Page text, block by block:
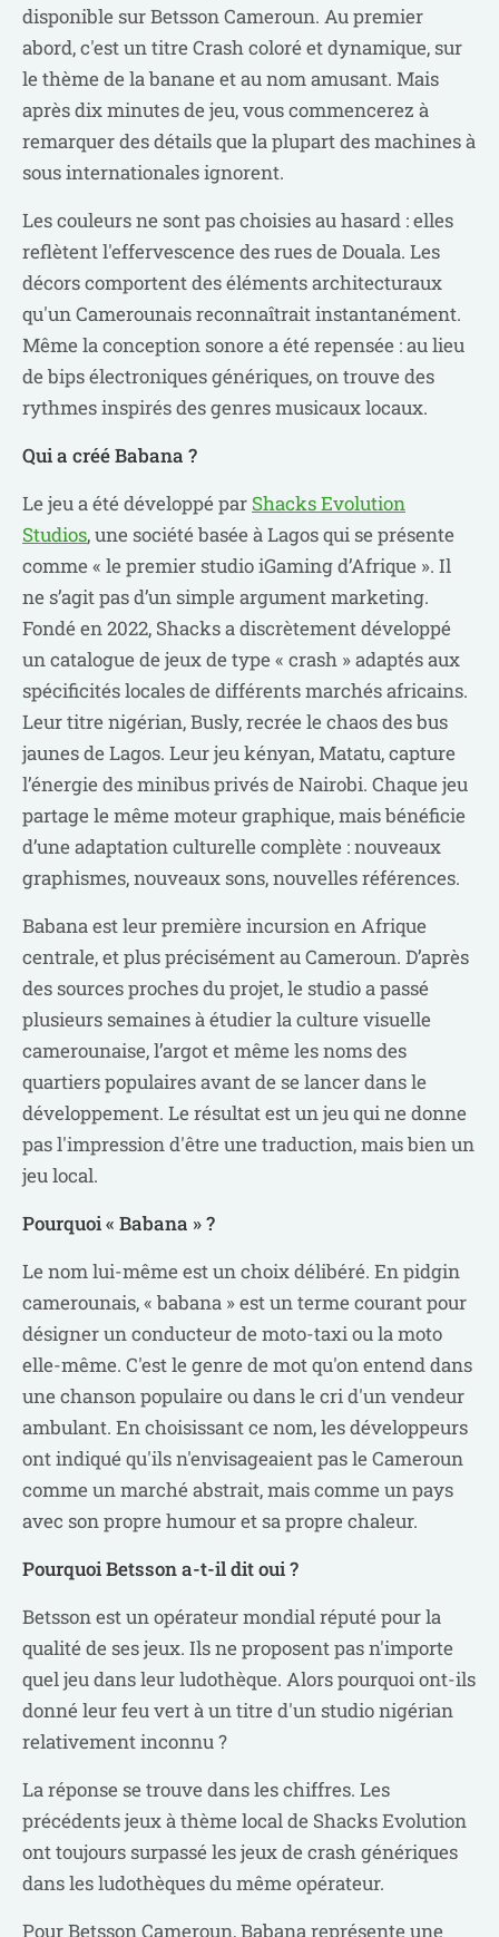
disponible sur Betsson Cameroun. Au premier
abord, c'est un titre Crash coloré et dynamique, sur
le thème de la banane et au nom amusant. Mais
après dix minutes de jeu, vous commencerez à
remarquer des détails que la plupart des machines à
sous internationales ignorent.
Les couleurs ne sont pas choisies au hasard : elles
reflètent l'effervescence des rues de Douala. Les
décors comportent des éléments architecturaux
qu'un Camerounais reconnaîtrait instantanément.
Même la conception sonore a été repensée : au lieu
de bips électroniques génériques, on trouve des
rythmes inspirés des genres musicaux locaux.
Qui a créé Babana ?
Le jeu a été développé par Shacks Evolution
Studios, une société basée à Lagos qui se présente
comme « le premier studio iGaming d’Afrique ». Il
ne s’agit pas d’un simple argument marketing.
Fondé en 2022, Shacks a discrètement développé
un catalogue de jeux de type « crash » adaptés aux
spécificités locales de différents marchés africains.
Leur titre nigérian, Busly, recrée le chaos des bus
jaunes de Lagos. Leur jeu kényan, Matatu, capture
l’énergie des minibus privés de Nairobi. Chaque jeu
partage le même moteur graphique, mais bénéficie
d’une adaptation culturelle complète : nouveaux
graphismes, nouveaux sons, nouvelles références.
Babana est leur première incursion en Afrique
centrale, et plus précisément au Cameroun. D’après
des sources proches du projet, le studio a passé
plusieurs semaines à étudier la culture visuelle
camerounaise, l’argot et même les noms des
quartiers populaires avant de se lancer dans le
développement. Le résultat est un jeu qui ne donne
pas l'impression d'être une traduction, mais bien un
jeu local.
Pourquoi « Babana » ?
Le nom lui-même est un choix délibéré. ​​En pidgin
camerounais, « babana » est un terme courant pour
désigner un conducteur de moto-taxi ou la moto
elle-même. C'est le genre de mot qu'on entend dans
une chanson populaire ou dans le cri d'un vendeur
ambulant. En choisissant ce nom, les développeurs
ont indiqué qu'ils n'envisageaient pas le Cameroun
comme un marché abstrait, mais comme un pays
avec son propre humour et sa propre chaleur.
Pourquoi Betsson a-t-il dit oui ?
Betsson est un opérateur mondial réputé pour la
qualité de ses jeux. Ils ne proposent pas n'importe
quel jeu dans leur ludothèque. Alors pourquoi ont-ils
donné leur feu vert à un titre d'un studio nigérian
relativement inconnu ?
La réponse se trouve dans les chiffres. Les
précédents jeux à thème local de Shacks Evolution
ont toujours surpassé les jeux de crash génériques
dans les ludothèques du même opérateur.
Pour Betsson Cameroun, Babana représente une